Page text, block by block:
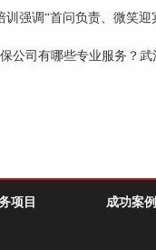
训强调“首问负责、微笑
公司有哪些专业服务？
项目 成功案例